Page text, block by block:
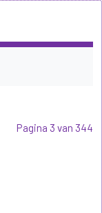
Pagina 3 van 344